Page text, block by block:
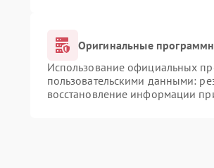
Оригинальные
Использование официальных
пользовательскими данными:
восстановление информации